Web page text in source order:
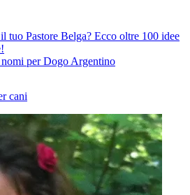
tuo Pastore Belga? Ecco oltre 100 idee
per Dogo Argentino
cani